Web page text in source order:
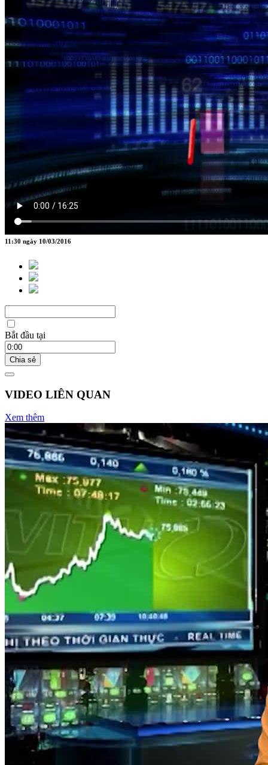
HÀN THỬ BIỂU
Nguồn: SCTV8 - VITV
11:30 ngày 10/03/2016
Bắt đầu tại
Chia sẻ
VIDEO LIÊN QUAN
Xem thêm